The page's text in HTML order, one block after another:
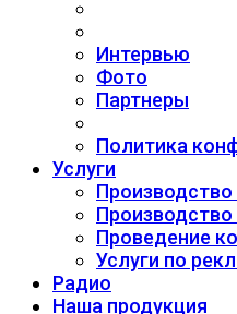
Интервью
Фото
Партнеры
Политика
Услуги
Проведение
Услуги по
Радио
Наша продукция